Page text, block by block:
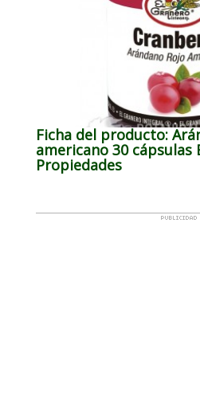
Ficha del producto:
americano 30 cápsulas
Propiedades